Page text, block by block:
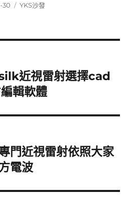
30
分
YKS沙發
近視雷射選擇cad
輯軟體
門近視雷射依照大家
電波